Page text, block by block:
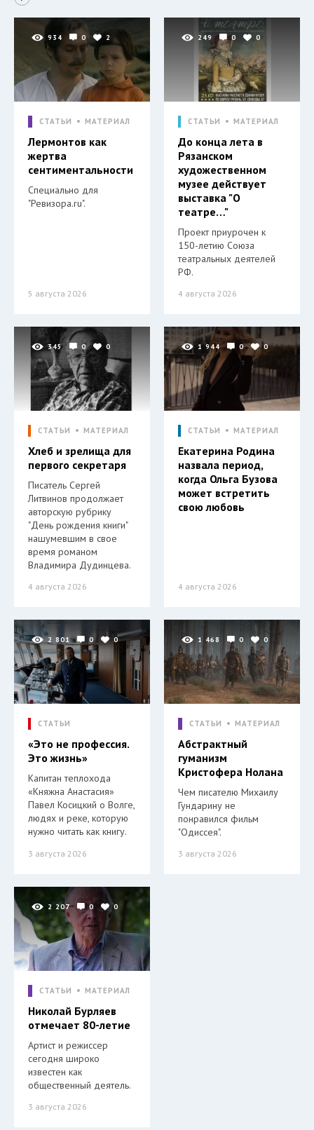
934 0 2
СТАТЬИ МАТЕРИАЛ
Лермонтов как
жертва
сентиментальности
Специально для
"Ревизора.ru".
5 августа 2026
249 0 0
СТАТЬИ МАТЕРИАЛ
До конца лета в
Рязанском
художественном
музее действует
выставка "О
театре…"
Проект приурочен к
150-летию Союза
театральных деятелей
РФ.
4 августа 2026
345 0 0
СТАТЬИ МАТЕРИАЛ
Хлеб и зрелища для
первого секретаря
Писатель Сергей
Литвинов продолжает
авторскую рубрику
"День рождения книги"
нашумевшим в свое
время романом
Владимира Дудинцева.
4 августа 2026
1 944 0 0
СТАТЬИ МАТЕРИАЛ
Екатерина Родина
назвала период,
когда Ольга Бузова
может встретить
свою любовь
4 августа 2026
2 801 0 0
СТАТЬИ
«Это не профессия.
Это жизнь»
Капитан теплохода
«Княжна Анастасия»
Павел Косицкий о Волге,
людях и реке, которую
нужно читать как книгу.
3 августа 2026
1 468 0 0
СТАТЬИ МАТЕРИАЛ
Абстрактный
гуманизм
Кристофера Нолана
Чем писателю Михаилу
Гундарину не
понравился фильм
"Одиссея".
3 августа 2026
2 207 0 0
СТАТЬИ МАТЕРИАЛ
Николай Бурляев
отмечает 80-летие
Артист и режиссер
сегодня широко
известен как
общественный деятель.
3 августа 2026